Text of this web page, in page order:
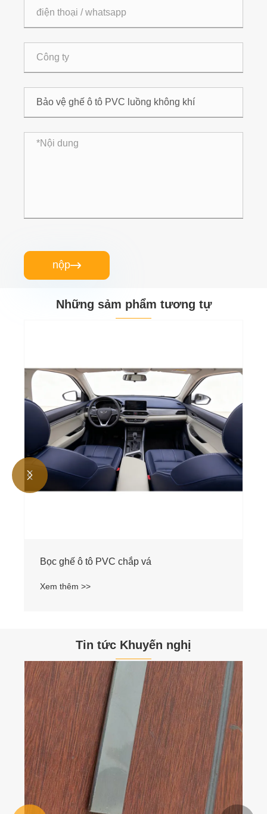
nộp
Những sảm phẩm tương tự
Bọc ghế ô tô PVC chắp vá
Xem thêm >>


Tin tức Khuyến nghị